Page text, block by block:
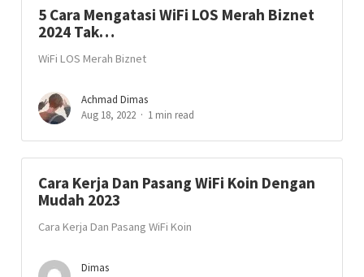
5 Cara Mengatasi WiFi LOS Merah Biznet
2024 Tak…
WiFi LOS Merah Biznet
Achmad Dimas
Aug 18, 2022
1 min read
Cara Kerja Dan Pasang WiFi Koin Dengan
Mudah 2023
Cara Kerja Dan Pasang WiFi Koin
Dimas